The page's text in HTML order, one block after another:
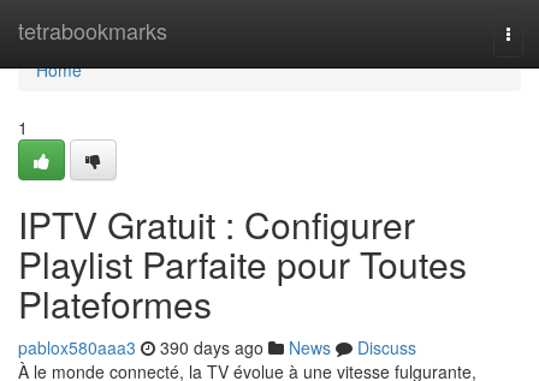
tetrabookmarks
Home
Home
1
IPTV Gratuit : Configurer
Playlist Parfaite pour Toutes
Plateformes
pablox580aaa3 390 days ago News
Discuss
À le monde connecté, la TV évolue à une vitesse fulgurante,